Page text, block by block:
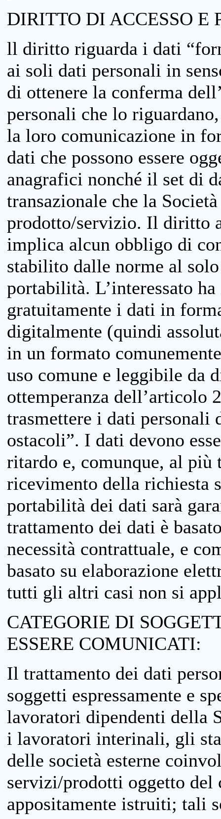
DIRITTO DI ACCESSO
ll diritto riguarda i dati
ai soli dati personali in
di ottenere la conferma
personali che lo
la loro comunicazione in
dati che possono essere
anagrafici nonché il set di
transazionale che la
prodotto/servizio. Il diritto
implica alcun obbligo di
stabilito dalle norme al
portabilità. L’interessato
gratuitamente i dati in
digitalmente (quindi
in un formato
uso comune e leggibile da
ottemperanza dell’articolo
trasmettere i dati personali
ostacoli”. I dati devono
ritardo e, comunque, al più
ricevimento della richiesta
portabilità dei dati sarà
trattamento dei dati è
necessità contrattuale, e
basato su elaborazione
tutti gli altri casi non si
CATEGORIE DI
ESSERE COMUNICATI:
Il trattamento dei dati
soggetti espressamente e
lavoratori dipendenti della
i lavoratori interinali, gli
delle società esterne
servizi/prodotti oggetto
appositamente istruiti; tali